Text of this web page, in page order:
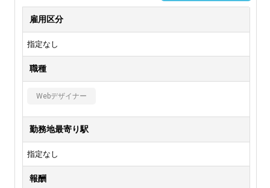
雇用区分
指定なし
職種
Webデザイナー
勤務地最寄り駅
指定なし
報酬